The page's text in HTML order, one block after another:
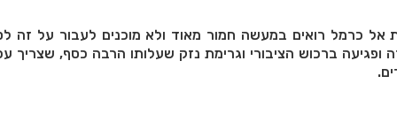
אל כרמל רואים במעשה חמור מאוד ולא מוכנים לעבור על זה
ופגיעה ברכוש הציבורי וגרימת נזק שעלותו הרבה כסף, שצריך